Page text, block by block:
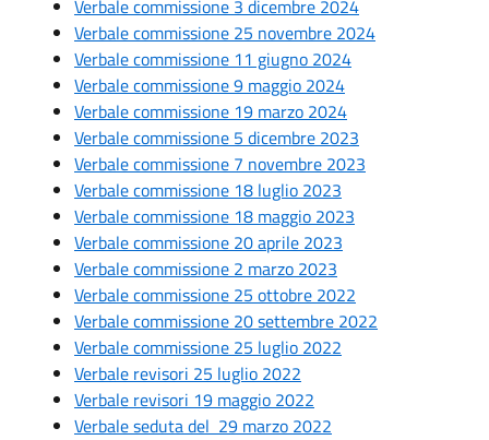
Verbale commissione 3 dicembre 2024
Verbale commissione 25 novembre 2024
Verbale commissione 11 giugno 2024
Verbale commissione 9 maggio 2024
Verbale commissione 19 marzo 2024
Verbale commissione 5 dicembre 2023
Verbale commissione 7 novembre 2023
Verbale commissione 18 luglio 2023
Verbale commissione 18 maggio 2023
Verbale commissione 20 aprile 2023
Verbale commissione 2 marzo 2023
Verbale commissione 25 ottobre 2022
Verbale commissione 20 settembre 2022
Verbale commissione 25 luglio 2022
Verbale revisori 25 luglio 2022
Verbale revisori 19 maggio 2022
Verbale seduta del 29 marzo 2022